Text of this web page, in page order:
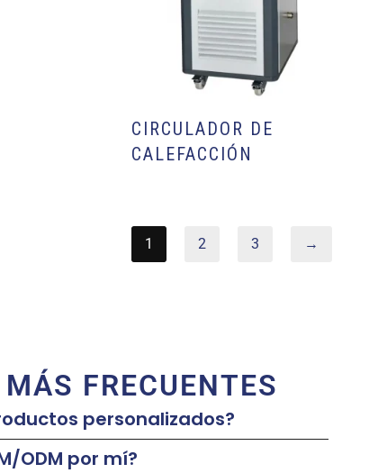
CIRCULADOR DE
CALEFACCIÓN
1 2 3 →
FRECUENTES
personalizados?
ODM por mí?